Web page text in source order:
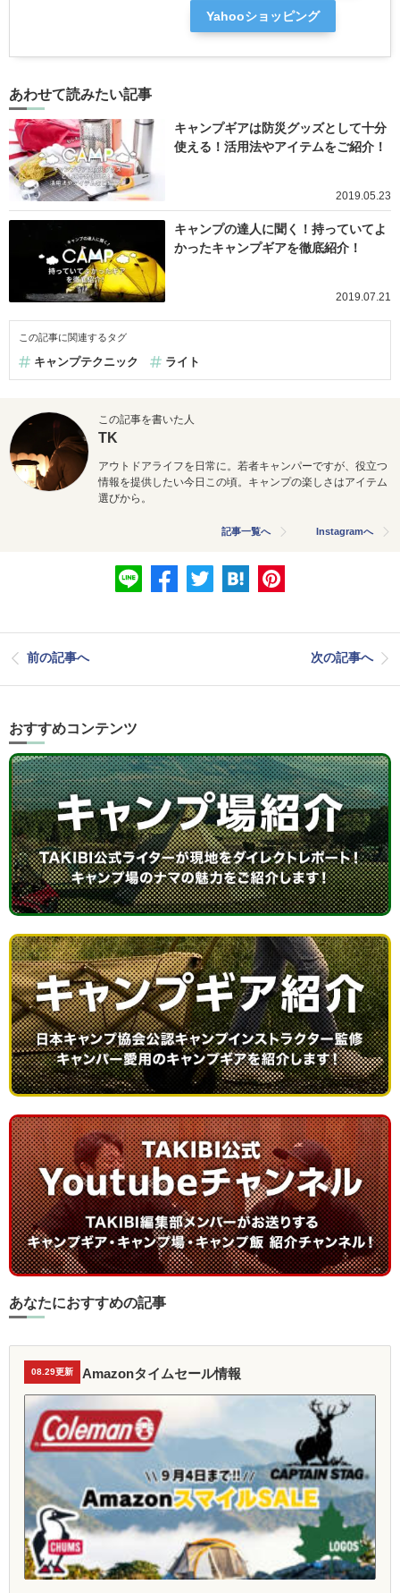
Yahooショッピング
あわせて読みたい記事
キャンプギアは防災グッズとして十分
使える！活用法やアイテムをご紹介！
2019.05.23
キャンプの達人に聞く！持っていてよ
かったキャンプギアを徹底紹介！
2019.07.21
この記事に関連するタグ
キャンプテクニック ライト
この記事を書いた人
TK
アウトドアライフを日常に。若者キャンパーですが、役立つ
情報を提供したい今日この頃。キャンプの楽しさはアイテム
選びから。
記事一覧へ Instagramへ
前の記事へ 次の記事へ
おすすめコンテンツ
あなたにおすすめの記事
08.29更新 Amazonタイムセール情報